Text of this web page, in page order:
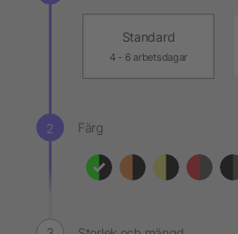
Standard
4 - 6 arbetsdagar
Färg